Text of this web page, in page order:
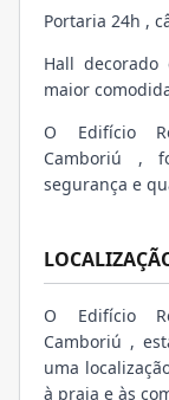
Portaria 24h ,
Hall
maior
O Edifício
Camboriú ,
segurança e
O Edifício
Camboriú ,
uma
à praia e às